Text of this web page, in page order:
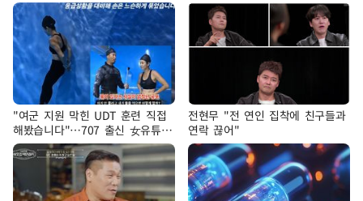
"여군 지원 막힌 UDT 훈련 직접
해봤습니다"…707 출신 女유튜버
'완벽 소화'
전현무 "전 연인 집착에 친구들과
연락 끊어"